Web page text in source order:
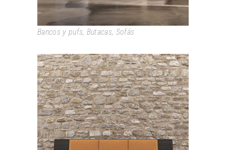
Bancos y pufs, Butacas, Sofás
TORII